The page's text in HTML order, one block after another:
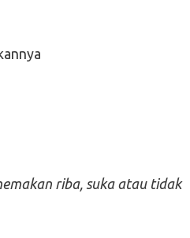
riba, suka atau tidak